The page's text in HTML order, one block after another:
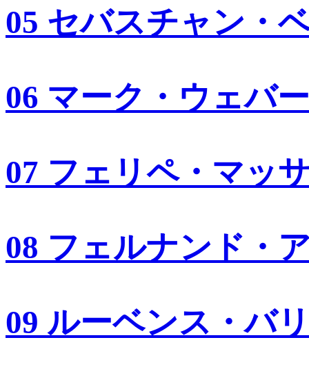
05 セバスチャン・
06 マーク・ウェバー
07 フェリペ・マッ
08 フェルナンド・
09 ルーベンス・バ